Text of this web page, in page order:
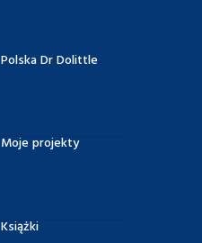
Polska Dr Dolittle
Moje projekty
Książki